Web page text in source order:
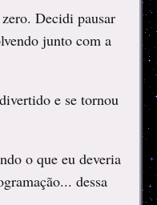
Decidi pausar
junto com a
e se tornou
o que eu deveria
dessa